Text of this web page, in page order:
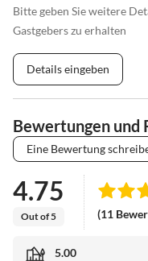
Bitte geben Sie weitere
Gastgebers zu erhalten
Details eingeben
Bewertungen und
Eine Bewertung
4.75
Out of 5 (11
5.00